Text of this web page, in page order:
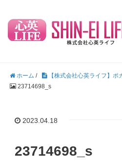
ホーム / 【株式会社心英ライフ】ポ
23714698_s
2023.04.18
23714698_s